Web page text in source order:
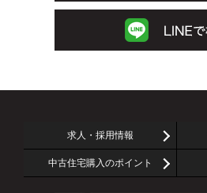
求人・採用情報
中古住宅購入のポイント